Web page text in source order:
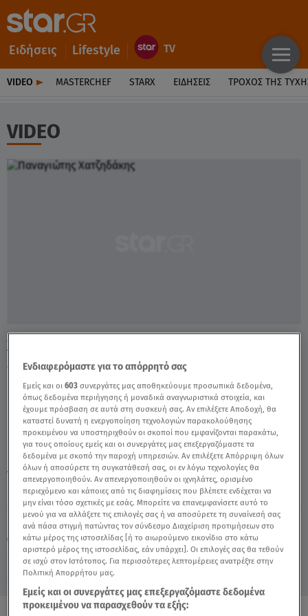
Ειδήσεις Lifestyle
VIDEO MASTERCHEF STARX ΕΙΔΉΣΕΙΣ ΤΡΟΧΌΣ ΤΗΣ
VIDEO
Κυριακή 9 Αυγούστου 2026
17.05.23, 11:14 CELEBRITIES & GOSSIP ΝΕΑ
Χατζηδάκης: Το Μέλλον Στην Εκπομπή Της
Μαγγίρα - Video
TAGS: ΠΑΝΑΓΙΩΤΗΣ ΧΑΤΖΗΔΑΚΗΣ BREAKFAST@STAR
Ενδιαφερόμαστε για το απόρρητό σας
Εμείς και οι603 συνεργάτες μας αποθηκεύουμε προσωπικά δεδομένα,
όπως δεδομένα περιήγησης ή μοναδικά αναγνωριστικά στοιχεία, και
έχουμε πρόσβαση σε αυτά στη συσκευή σας. Αν επιλέξετε Αποδοχή, θα
καταστεί δυνατή η ενεργοποίηση τεχνολογιών παρακολούθησης
προκειμένου να υποστηριχθούν οι σκοποί που εμφανίζονται παρακάτω,
για τους οποίους εμείς και οι συνεργάτες μας επεξεργαζόμαστε τα
δεδομένα με σκοπό την παροχή υπηρεσιών. Αν επιλέξετε Απόρριψη όλων
όλων ή αποσύρετε τη συγκατάθεσή σας, οι εν λόγω τεχνολογίες θα
απενεργοποιηθούν. Αν απενεργοποιηθούν οι ιχνηλάτες, ορισμένο
περιεχόμενο και κάποιες από τις διαφημίσεις που βλέπετε ενδέχεται να
μην είναι τόσο σχετικές με εσάς. Μπορείτε να επανεμφανίσετε αυτό το
μενού για να αλλάξετε τις επιλογές σας ή να αποσύρετε τη συναίνεσή σας
ανά πάσα στιγμή πατώντας τον σύνδεσμο Διαχείριση προτιμήσεων στο
κάτω μέρος της ιστοσελίδας [ή το αιωρούμενο εικονίδιο στο κάτω
αριστερό μέρος της ιστοσελίδας, εάν υπάρχει]. Οι επιλογές σας θα τεθούν
σε ισχύ στον Ιστότοπος. Για περισσότερες λεπτομέρειες ανατρέξτε στην
Πολιτική Απορρήτου μας.
Εμείς και οι συνεργάτες μας επεξεργαζόμαστε δεδομένα
προκειμένου να παρασχεθούν τα εξής: